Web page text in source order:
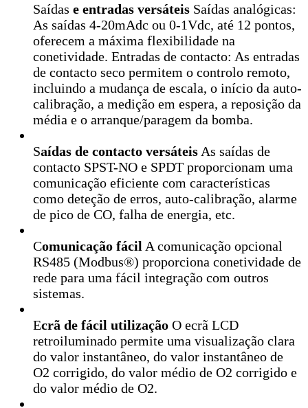
Saídas e entradas versáteis Saídas analógicas:
As saídas 4-20mAdc ou 0-1Vdc, até 12 pontos,
oferecem a máxima flexibilidade na
conetividade. Entradas de contacto: As entradas
de contacto seco permitem o controlo remoto,
incluindo a mudança de escala, o início da auto-
calibração, a medição em espera, a reposição da
média e o arranque/paragem da bomba.
Saídas de contacto versáteis As saídas de
contacto SPST-NO e SPDT proporcionam uma
comunicação eficiente com características
como deteção de erros, auto-calibração, alarme
de pico de CO, falha de energia, etc.
Comunicação fácil A comunicação opcional
RS485 (Modbus®) proporciona conetividade de
rede para uma fácil integração com outros
sistemas.
Ecrã de fácil utilização O ecrã LCD
retroiluminado permite uma visualização clara
do valor instantâneo, do valor instantâneo de
O2 corrigido, do valor médio de O2 corrigido e
do valor médio de O2.